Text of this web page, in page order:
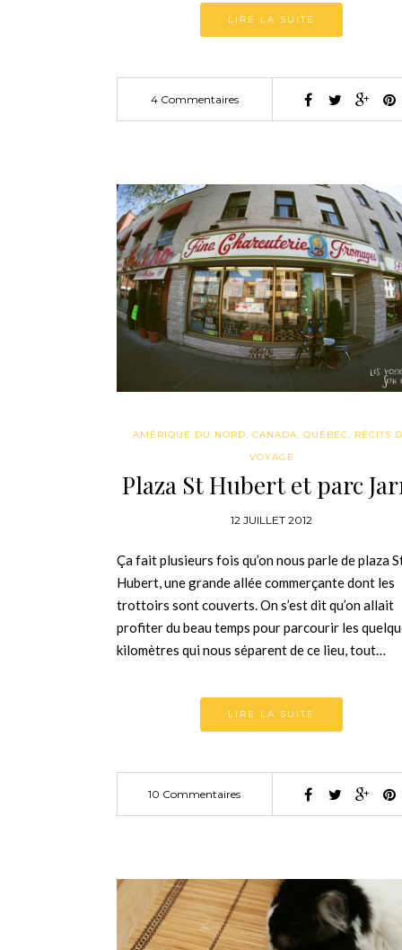
LIRE LA SUITE
4 Commentaires
AMÉRIQUE DU NORD, CANADA, QUÉBEC, RÉCITS
VOYAGE
Plaza St Hubert et parc
12 JUILLET 2012
Ça fait plusieurs fois qu’on nous parle de plaza
Hubert, une grande allée commerçante dont les
trottoirs sont couverts. On s’est dit qu’on allait
profiter du beau temps pour parcourir les
kilomètres qui nous séparent de ce lieu, tout…
LIRE LA SUITE
10 Commentaires